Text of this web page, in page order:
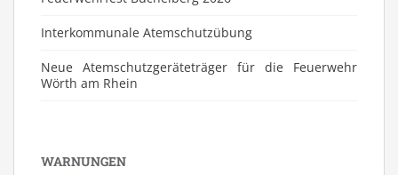
⁠Interkommunale Atemschutzübung
Neue Atemschutzgeräteträger für die Feuerwehr
Wörth am Rhein
WARNUNGEN